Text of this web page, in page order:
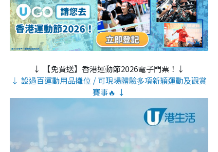
↓ 【免費送】香港運動節2026電子門票！↓
↓ 設過百運動用品攤位 / 可現場體驗多項新穎運動及觀賞
賽事🔥 ↓